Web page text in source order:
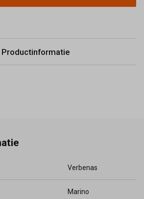
Productinformatie
Verbenas
Marino